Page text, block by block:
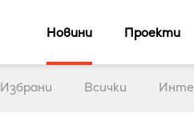
Новини Проекти
Избрани Всички